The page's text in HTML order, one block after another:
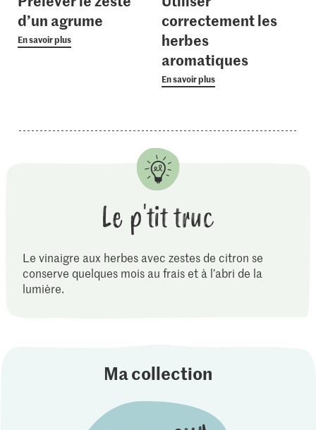
d’un agrume
En savoir plus
correctement les
herbes
aromatiques
En savoir plus
Le p'tit truc
Le vinaigre aux herbes avec zestes de citron se
conserve quelques mois au frais et à l’abri de la
lumière.
Ma collection